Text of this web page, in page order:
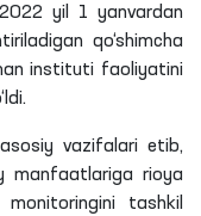
yil 1 yanvardan
qo‘shimcha
instituti faoliyatini
vazifalari etib,
manfaatlariga rioya
monitoringini tashkil